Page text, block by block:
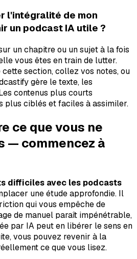
l'intégralité de mon
un podcast IA utile ?
un chapitre ou un sujet à la fois
vous êtes en train de lutter.
section, collez vos notes, ou
gère le texte, les
contenus plus courts
plus ciblés et faciles à assimiler.
ce que vous ne
— commencez à
difficiles avec les podcasts
une étude approfondie. Il
qui vous empêche de
de manuel paraît impénétrable,
par IA peut en libérer le sens en
vous pouvez revenir à la
ce que vous lisez.